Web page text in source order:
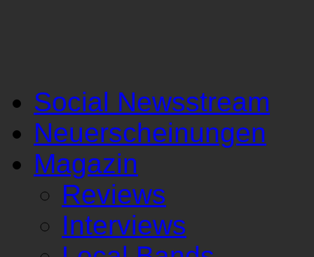
Social Newsstream
Neuerscheinungen
Magazin
Reviews
Interviews